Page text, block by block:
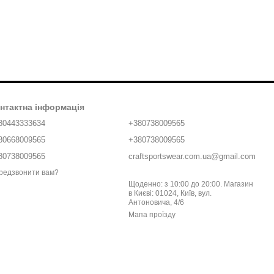
інформація
вам?
+380738009565
+380738009565
craftsportswear.com.ua@gmail.com
Щоденно: з 10:00 до 20:00. Магазин
в Києві: 01024, Київ, вул.
Антоновича, 4/6
Мапа проїзду